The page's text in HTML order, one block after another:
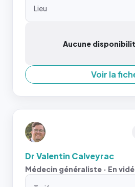
Lieu
Aucune
Voir la
Dr Valentin Calveyrac
Médecin généraliste · En